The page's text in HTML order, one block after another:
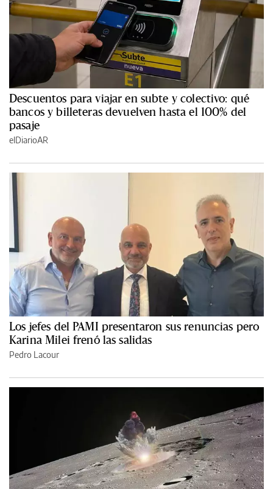
Descuentos para viajar en subte y colectivo: qué
bancos y billeteras devuelven hasta el 100% del
pasaje
elDiarioAR
Los jefes del PAMI presentaron sus renuncias pero
Karina Milei frenó las salidas
Pedro Lacour